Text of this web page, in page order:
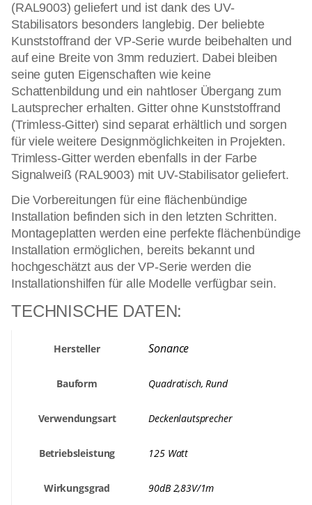
(RAL9003) geliefert und ist dank des UV-
Stabilisators besonders langlebig. Der beliebte
Kunststoffrand der VP-Serie wurde beibehalten und
auf eine Breite von 3mm reduziert. Dabei bleiben
seine guten Eigenschaften wie keine
Schattenbildung und ein nahtloser Übergang zum
Lautsprecher erhalten. Gitter ohne Kunststoffrand
(Trimless-Gitter) sind separat erhältlich und sorgen
für viele weitere Designmöglichkeiten in Projekten.
Trimless-Gitter werden ebenfalls in der Farbe
Signalweiß (RAL9003) mit UV-Stabilisator geliefert.
Die Vorbereitungen für eine flächenbündige
Installation befinden sich in den letzten Schritten.
Montageplatten werden eine perfekte flächenbündige
Installation ermöglichen, bereits bekannt und
hochgeschätzt aus der VP-Serie werden die
Installationshilfen für alle Modelle verfügbar sein.
TECHNISCHE DATEN:
Hersteller Sonance
Bauform Quadratisch,Rund
Verwendungsart Deckenlautsprecher
Betriebsleistung 125 Watt
Wirkungsgrad 90dB 2,83V/1m